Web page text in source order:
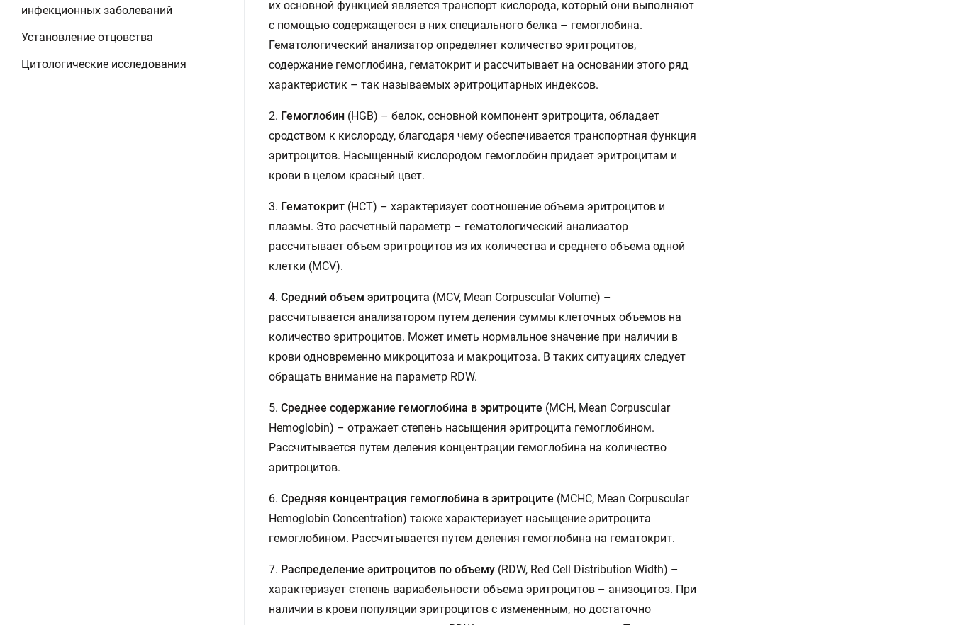
инфекционных заболеваний
Установление отцовства
Цитологические исследования
их основной функцией является транспорт кислорода, который они выполняют
с помощью содержащегося в них специального белка – гемоглобина.
Гематологический анализатор определяет количество эритроцитов,
содержание гемоглобина, гематокрит и рассчитывает на основании этого ряд
характеристик – так называемых эритроцитарных индексов.
2. Гемоглобин (HGB) – белок, основной компонент эритроцита, обладает
сродством к кислороду, благодаря чему обеспечивается транспортная функция
эритроцитов. Насыщенный кислородом гемоглобин придает эритроцитам и
крови в целом красный цвет.
3. Гематокрит (HCT) – характеризует соотношение объема эритроцитов и
плазмы. Это расчетный параметр – гематологический анализатор
рассчитывает объем эритроцитов из их количества и среднего объема одной
клетки (MCV).
4. Средний объем эритроцита (MCV, Mean Corpuscular Volume) –
рассчитывается анализатором путем деления суммы клеточных объемов на
количество эритроцитов. Может иметь нормальное значение при наличии в
крови одновременно микроцитоза и макроцитоза. В таких ситуациях следует
обращать внимание на параметр RDW.
5. Среднее содержание гемоглобина в эритроците (MCH, Mean Corpuscular
Hemoglobin) – отражает степень насыщения эритроцита гемоглобином.
Рассчитывается путем деления концентрации гемоглобина на количество
эритроцитов.
6. Средняя концентрация гемоглобина в эритроците (MCHC, Mean Corpuscular
Hemoglobin Concentration) также характеризует насыщение эритроцита
гемоглобином. Рассчитывается путем деления гемоглобина на гематокрит.
7. Распределение эритроцитов по объему (RDW, Red Cell Distribution Width) –
характеризует степень вариабельности объема эритроцитов – анизоцитоз. При
наличии в крови популяции эритроцитов с измененным, но достаточно